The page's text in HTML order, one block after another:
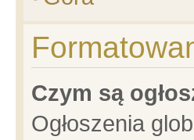
Czym są
Ogłoszenia